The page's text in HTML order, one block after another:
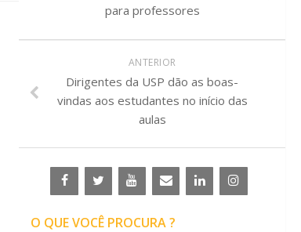
para professores
ANTERIOR
Dirigentes da USP dão as boas-
vindas aos estudantes no início das
aulas
O QUE VOCÊ PROCURA ?